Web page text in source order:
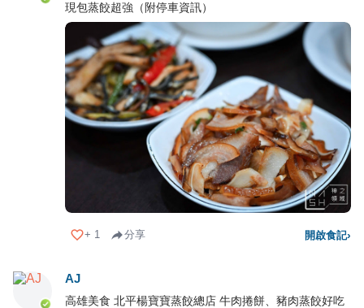
現包蒸餃超強（附停車資訊）
+ 1 分享 開啟食記›
AJ
高雄美食 北平楊寶寶蒸餃總店 牛肉捲餅、豬肉蒸餃好吃